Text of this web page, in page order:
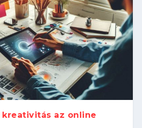
használják ezeket a
egyetemi felvételi?
verseny kódban –
sor program dönti el a
hogyan kapcsolódj ki
az online